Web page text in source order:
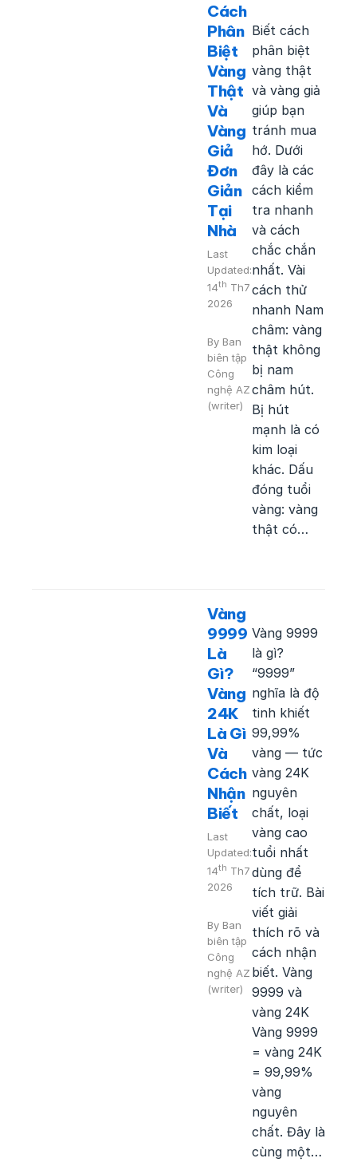
Cách
Phân
Biệt
Vàng
Thật
Và
Vàng
Giả
Đơn
Giản
Tại
Nhà
Last
Updated:
14th Th7
2026
By Ban
biên tập
Công
nghệ AZ
(writer)
Biết cách
phân biệt
vàng thật
và vàng giả
giúp bạn
tránh mua
hớ. Dưới
đây là các
cách kiểm
tra nhanh
và cách
chắc chắn
nhất. Vài
cách thử
nhanh Nam
châm: vàng
thật không
bị nam
châm hút.
Bị hút
mạnh là có
kim loại
khác. Dấu
đóng tuổi
vàng: vàng
thật có…
Vàng
9999
Là
Gì?
Vàng
24K
Là Gì
Và
Cách
Nhận
Biết
Last
Updated:
14th Th7
2026
By Ban
biên tập
Công
nghệ AZ
(writer)
Vàng 9999
là gì?
“9999”
nghĩa là độ
tinh khiết
99,99%
vàng — tức
vàng 24K
nguyên
chất, loại
vàng cao
tuổi nhất
dùng để
tích trữ. Bài
viết giải
thích rõ và
cách nhận
biết. Vàng
9999 và
vàng 24K
Vàng 9999
= vàng 24K
= 99,99%
vàng
nguyên
chất. Đây là
cùng một…